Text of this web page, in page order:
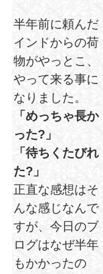
半年前に頼んだ
インドからの荷
物がやっとこ、
やって来る事に
なりました。
「めっちゃ長か
った?」
「待ちくたびれ
た?」
正直な感想はそ
んな感じなんで
すが、今日のブ
ログはなぜ半年
もかかったの